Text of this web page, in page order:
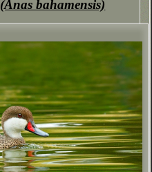
(Anas bahamensis)